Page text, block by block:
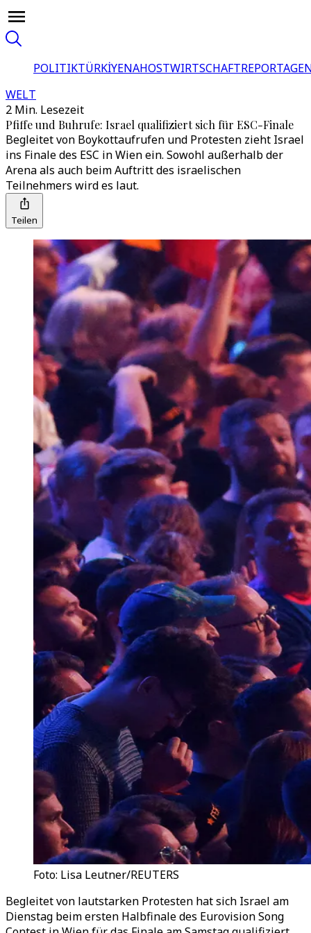
POLITIKTÜRKİYENAHOSTWIRTSCHAFT
WELT
2 Min. Lesezeit
Pfiffe und Buhrufe: Israel qualifiziert sich für ESC-Finale
Begleitet von Boykottaufrufen und Protesten zieht Israel
ins Finale des ESC in Wien ein. Sowohl außerhalb der
Arena als auch beim Auftritt des israelischen
Teilnehmers wird es laut.
Teilen
Foto: Lisa Leutner/REUTERS
Begleitet von lautstarken Protesten hat sich Israel am
Dienstag beim ersten Halbfinale des Eurovision Song